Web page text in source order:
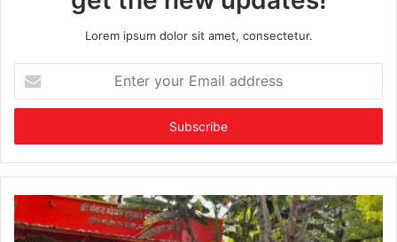
Lorem ipsum dolor sit amet, consectetur.
your
Email